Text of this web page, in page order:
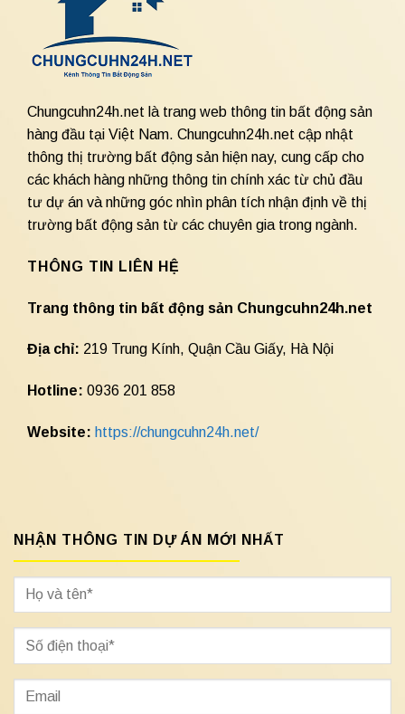
Chungcuhn24h.net là trang web thông tin bất động sản
hàng đầu tại Việt Nam. Chungcuhn24h.net cập nhật
thông thị trường bất động sản hiện nay, cung cấp cho
các khách hàng những thông tin chính xác từ chủ đầu
tư dự án và những góc nhìn phân tích nhận định về thị
trường bất động sản từ các chuyên gia trong ngành.
THÔNG TIN LIÊN HỆ
Trang thông tin bất động sản Chungcuhn24h.net
Địa chỉ: 219 Trung Kính, Quận Cầu Giấy, Hà Nội
Hotline: 0936 201 858
Website: https://chungcuhn24h.net/
NHẬN THÔNG TIN DỰ ÁN MỚI NHẤT